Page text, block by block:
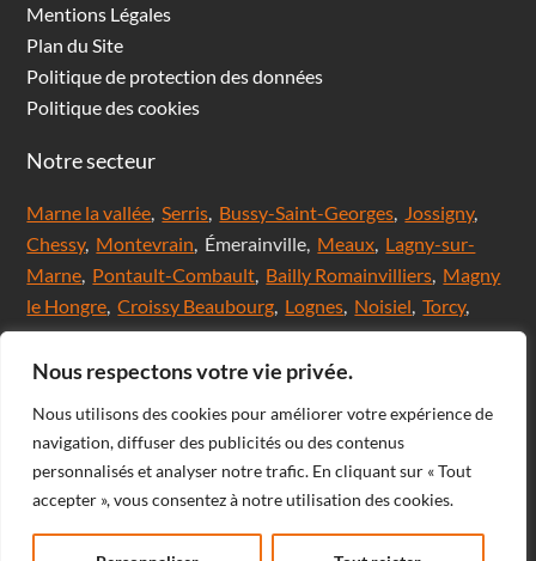
Nous respectons votre vie privée.
Nous utilisons des cookies pour améliorer votre expérience de
navigation, diffuser des publicités ou des contenus
personnalisés et analyser notre trafic. En cliquant sur « Tout
accepter », vous consentez à notre utilisation des cookies.
Mentions Légales
Plan du Site
Politique de protection des données
Politique des cookies
Notre secteur
Marne la vallée Serris Bussy-Saint-Georges Jossigny,
Chessy, Montevrain , Émerainville, Meaux Lagny-sur-
Marne Pontault-Combault Bailly Romainvilliers Magny
le Hongre ,Croissy Beaubourg Lognes Noisiel ,Torcy,
Chanteloup en brie,Saint Thibault des Vignes,Val
d'Europe,Coupvray , Chalifert, Esbly, Thorigny,
comte Robert, Ferrières en Brie, Nangis, Villeneuve-Le-
Comte, Meaux, Mareuil les Meaux, Nanteuil les Meaux,
Roissy-En-Brie, Champs-sur-Marne, Noisiel, Chelles,